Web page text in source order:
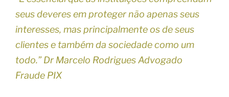
seus deveres em proteger não apenas seus
interesses, mas principalmente os de seus
clientes e também da sociedade como um
todo.” Dr Marcelo Rodrigues Advogado
Fraude PIX